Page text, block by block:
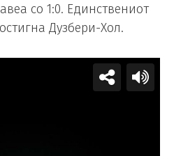
со 1:0. Единствениот
Дузбери-Хол.